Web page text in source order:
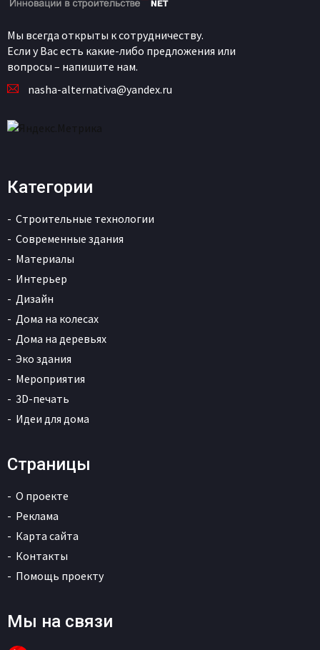
Мы всегда открыты к сотрудничеству.
Если у Вас есть какие-либо предложения или
вопросы – напишите нам.
nasha-alternativa@yandex.ru
Категории
Строительные технологии
Современные здания
Материалы
Интерьер
Дизайн
Дома на колесах
Дома на деревьях
Эко здания
Мероприятия
3D-печать
Идеи для дома
Страницы
О проекте
Реклама
Карта сайта
Контакты
Помощь проекту
Мы на связи